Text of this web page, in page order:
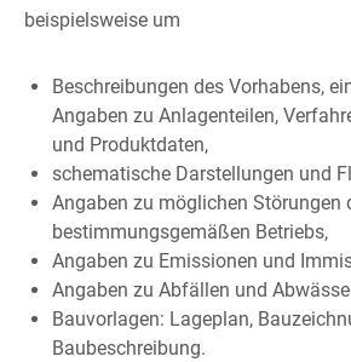
beispielsweise um
Beschreibungen des Vorhabens,
Angaben zu Anlagenteilen,
und Produktdaten,
schematische Darstellungen und
Angaben zu möglichen Störungen
bestimmungsgemäßen Betriebs,
Angaben zu Emissionen und
Angaben zu Abfällen und
Bauvorlagen: Lageplan,
Baubeschreibung.